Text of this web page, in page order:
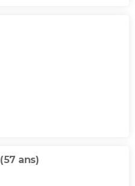
(57 ans)